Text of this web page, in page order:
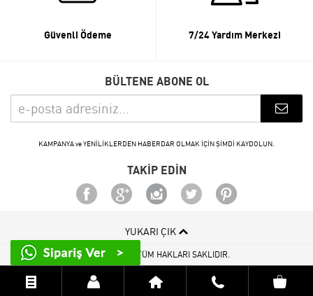
Güvenli Ödeme 7/24 Yardım Merkezi
BÜLTENE ABONE OL
KAMPANYA ve YENİLİKLERDEN HABERDAR OLMAK İÇİN ŞİMDİ KAYDOLUN.
TAKİP EDİN
YUKARI ÇIK
© 2015 - 2026 TÜM HAKLARI SAKLIDIR.